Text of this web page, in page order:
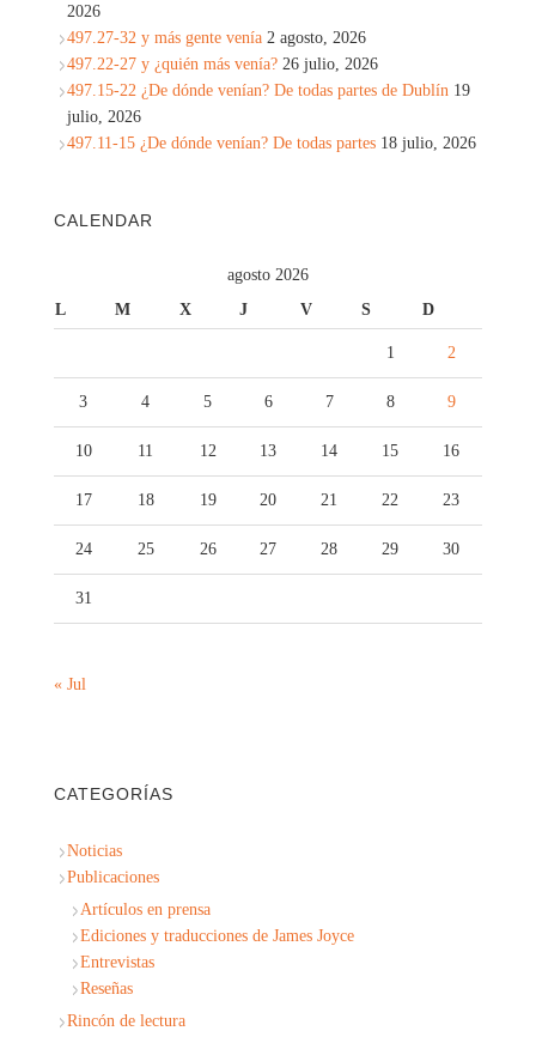
2026
497.27-32 y más gente venía 2 agosto, 2026
497.22-27 y ¿quién más venía? 26 julio, 2026
497.15-22 ¿De dónde venían? De todas partes de Dublín 19
julio, 2026
497.11-15 ¿De dónde venían? De todas partes 18 julio, 2026
CALENDAR
agosto 2026
L
M X J V S D
1 2
3 4 5 6 7 8 9
10 11 12 13 14 15 16
17 18 19 20 21 22 23
24 25 26 27 28 29 30
31
« Jul
CATEGORÍAS
Noticias
Publicaciones
Artículos en prensa
Ediciones y traducciones de James Joyce
Entrevistas
Reseñas
Rincón de lectura